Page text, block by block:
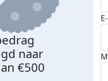
naar
€500